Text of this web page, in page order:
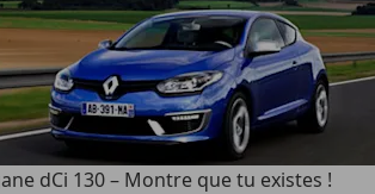
dCi 130 – Montre que tu existes !